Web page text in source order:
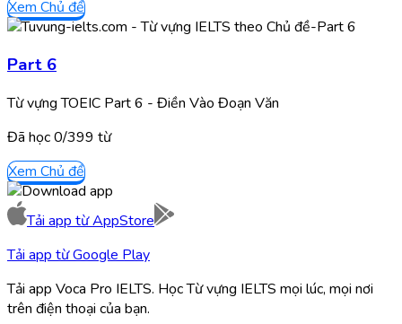
Xem Chủ đề
Part 6
Từ vựng TOEIC Part 6 - Điền Vào Đoạn Văn
Đã học0/399 từ
Xem Chủ đề
Tải app từAppStore
Tải app từGoogle Play
Tải app Voca Pro IELTS. Học Từ vựng IELTS mọi lúc, mọi nơi
trên điện thoại của bạn.